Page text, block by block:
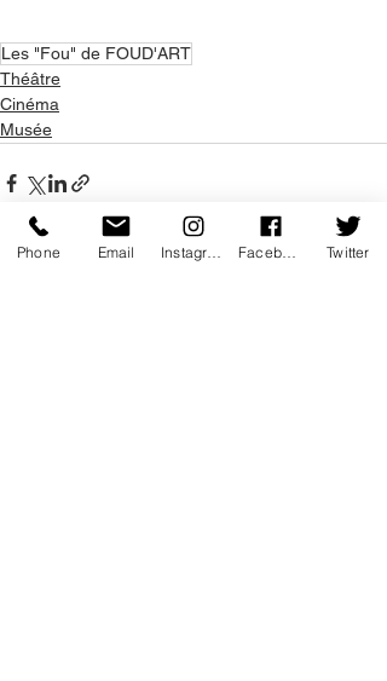
Les "Fou" de FOUD'ART
Théâtre
Cinéma
Musée
Phone Email Twitter